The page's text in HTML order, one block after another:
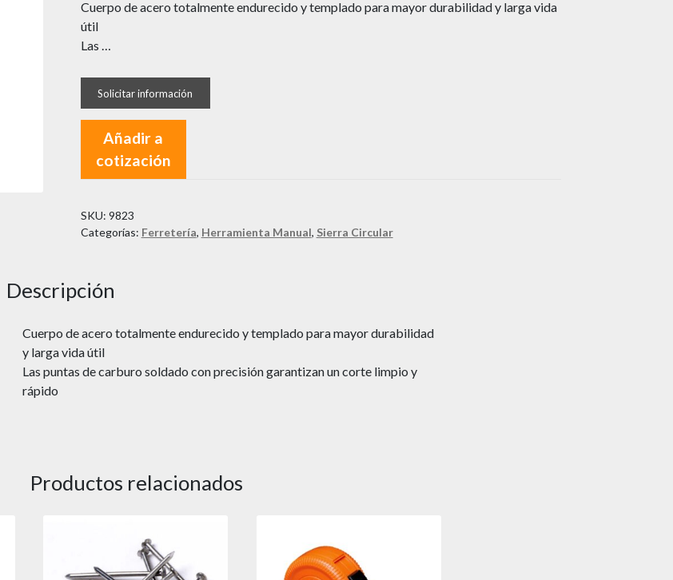
Cuerpo de acero totalmente endurecido y templado para mayor durabilidad y larga vida
útil
Las …
Añadir a
cotización
SKU: 9823
Categorías: Ferretería, Herramienta Manual, Sierra Circular
Descripción
Cuerpo de acero totalmente endurecido y templado para mayor durabilidad
y larga vida útil
Las puntas de carburo soldado con precisión garantizan un corte limpio y
rápido
Productos relacionados